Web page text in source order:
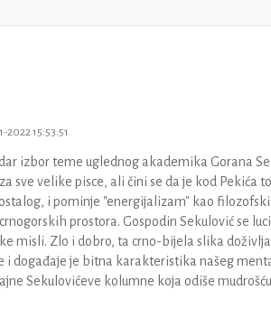
15:53:51
izbor teme uglednog akademika Gorana
sve velike pisce, ali čini se da je kod Pekića
i pominje "energijalizam" kao
prostora. Gospodin Sekulović se
misli. Zlo i dobro, ta crno-bijela slika
i događaje je bitna karakteristika našeg
Sekulovićeve kolumne koja odiše